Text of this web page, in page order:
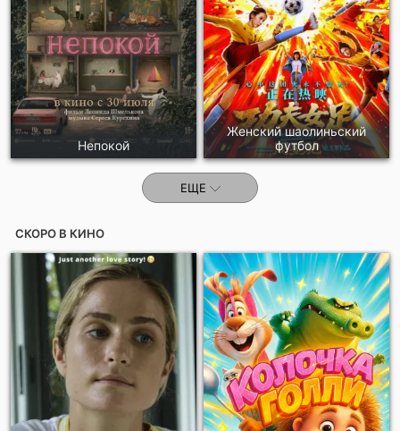
Непокой
Женский шаолиньский
футбол
ЕЩЕ
СКОРО В КИНО